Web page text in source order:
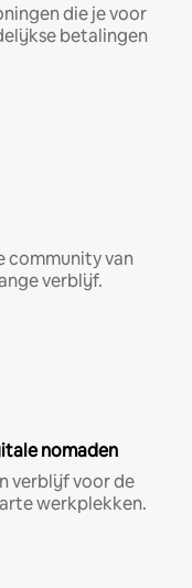
die je voor
betalingen
community van
verblijf.
nomaden
verblijf voor de
werkplekken.